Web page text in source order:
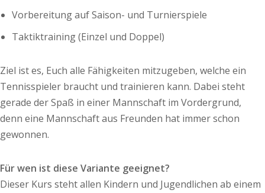
Vorbereitung auf Saison- und Turnierspiele
Taktiktraining (Einzel und Doppel)
Ziel ist es, Euch alle Fähigkeiten mitzugeben, welche ein
Tennisspieler braucht und trainieren kann. Dabei steht
gerade der Spaß in einer Mannschaft im Vordergrund,
denn eine Mannschaft aus Freunden hat immer schon
gewonnen.
Für wen ist diese Variante geeignet?
Dieser Kurs steht allen Kindern und Jugendlichen ab einem